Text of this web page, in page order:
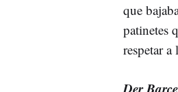
que
patinetes
respetar a
Der